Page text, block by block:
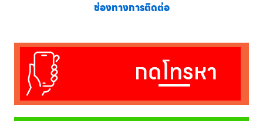
ช่องทางการติดต่อ